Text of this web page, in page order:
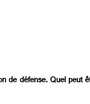
de défense. Quel peut